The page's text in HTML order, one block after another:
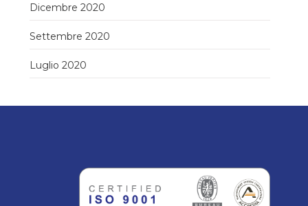
Dicembre 2020
Settembre 2020
Luglio 2020